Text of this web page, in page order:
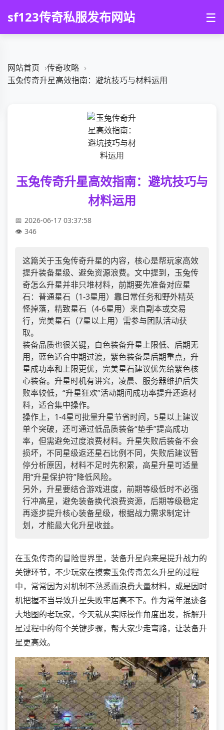
sf123传奇私服发布网站 ☰
网站首页
传奇攻略
玉兔传奇升星高效指南：避坑技巧与材料运用
玉兔传奇升星高效指南：避坑技巧与
材料运用
2026-06-17 03:37:58
346
这篇关于玉兔传奇升星的内容，核心是帮玩家高效
提升装备星级、避免资源浪费。文中提到，玉兔传
奇怎么升星并非只堆材料，前期要先准备对应星
石：普通星石（1-3星用）靠日常任务和野外精英
怪掉落，精致星石（4-6星用）来自副本或交易
行，完美星石（7星以上用）需参与团队活动获
取。
装备品质也很关键，白色装备升星上限低、后期无
用，蓝色适合中期过渡，紫色装备是后期重点，升
星成功率和上限更优，完美星石建议优先给紫色核
心装备。升星时机有讲究，凌晨、服务器维护后失
败率较低，“升星狂欢”活动期间成功率提升还返材
料，适合集中操作。
操作上，1-4星可批量升星节省时间，5星以上建议
单个突破，还可通过低品质装备“垫手”提高成功
率，但需避免过度浪费材料。升星失败后装备不会
损坏，不同星级返还星石比例不同，失败后建议暂
停分析原因，材料不足时先积累，高星升星可适量
用“升星保护符”降低风险。
另外，升星要结合游戏进度，前期等级低时不必强
行冲高星，避免装备换代浪费资源，后期等级稳定
再逐步提升核心装备星级，根据战力需求制定计
划，才能最大化升星收益。
在玉兔传奇的冒险世界里，装备升星向来是提升战力的
关键环节，不少玩家在摸索玉兔传奇怎么升星的过程
中，常常因为对机制不熟悉而浪费大量材料，或是因时
机把握不当导致升星失败率居高不下。作为常年混迹各
大地图的老玩家，今天就从实际操作角度出发，拆解升
星过程中的每个关键步骤，帮大家少走弯路，让装备升
星更高效。